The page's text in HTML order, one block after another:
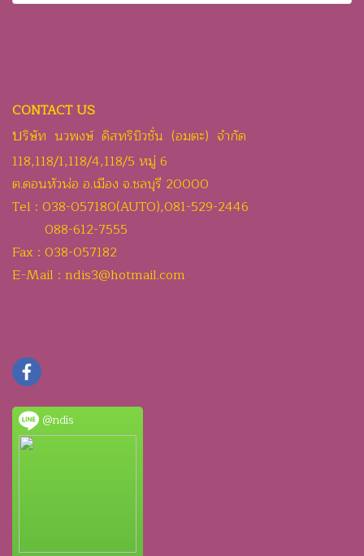
CONTACT US
บริษัท นวพงษ์ ดิสทริบิวชั่น (อมตะ) จำกัด
118,118/1,118/4,118/5 หมู่ 6
ต.ดอนหัวฬ่อ อ.เมือง จ.ชลบุรี 20000
Tel : 038-057180(AUTO),081-529-2446
088-612-7555
Fax : 038-057182
E-Mail : ndis3@hotmail.com
@ndis